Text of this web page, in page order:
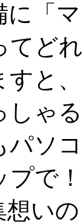
に「
てど
すと
しゃ
パソ
プで
想い